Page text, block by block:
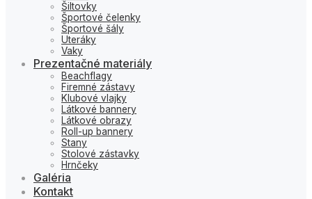
Šiltovky
Športové čelenky
Športové šály
Uteráky
Vaky
Prezentačné materiály
Beachflagy
Firemné zástavy
Klubové vlajky
Látkové bannery
Látkové obrazy
Roll-up bannery
Stany
Stolové zástavky
Hrnčeky
Galéria
Kontakt